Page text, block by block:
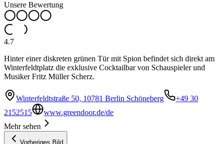
Unsere Bewertung
4.7
Hinter einer diskreten grünen Tür mit Spion befindet sich direkt am
Winterfeldtplatz die exklusive Cocktailbar von Schauspieler und
Musiker Fritz Müller Scherz.
Winterfeldtstraße 50, 10781 Berlin Schöneberg
+49 30
2152515
www.greendoor.de/de
Mehr sehen
Vorheriges Bild